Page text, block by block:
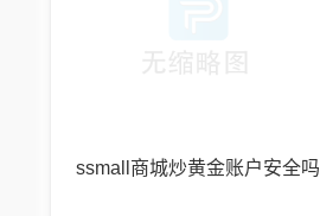
ssmall商城炒黄金账户安全吗